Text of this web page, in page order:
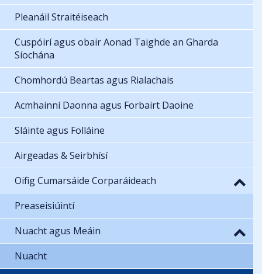
Pleanáil Straitéiseach
Cuspóirí agus obair Aonad Taighde an Gharda
Síochána
Chomhordú Beartas agus Rialachais
Acmhainní Daonna agus Forbairt Daoine
Sláinte agus Folláine
Airgeadas & Seirbhísí
Oifig Cumarsáide Corparáideach
Preaseisiúintí
Nuacht agus Meáin
Nuacht